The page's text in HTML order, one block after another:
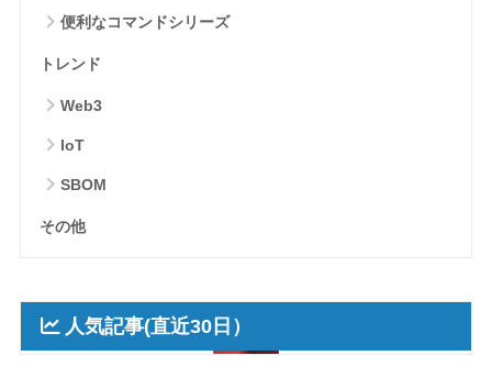
便利なコマンドシリーズ
トレンド
Web3
IoT
SBOM
その他
人気記事(直近30日）